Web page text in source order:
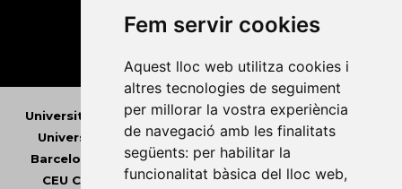
Fem servir cookies
Aquest lloc web utilitza cookies i
altres tecnologies de seguiment
per millorar la vostra experiència
de navegació amb les finalitats
següents: per habilitar la
funcionalitat bàsica del lloc web,
Universitat Abat Oliba CEU • Universitat d'Alacant
Universitat d'Andorra•Universitat Autònoma de
Barcelona
Universitat de Barcelona •
CEU Cardenal Herrera•Universitat de Girona•